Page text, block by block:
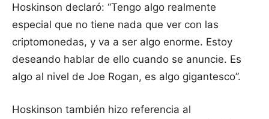
Hoskinson declaró: “Tengo algo realmente
especial que no tiene nada que ver con las
criptomonedas, y va a ser algo enorme. Estoy
deseando hablar de ello cuando se anuncie. Es
algo al nivel de Joe Rogan, es algo gigantesco”.
Hoskinson también hizo referencia al